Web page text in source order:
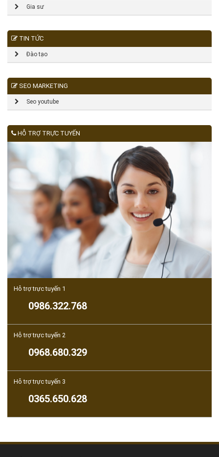
Gia sư
TIN TỨC
Đào tạo
SEO MARKETING
Seo youtube
HỖ TRỢ TRỰC TUYẾN
Hỗ trợ trực tuyến 1
0986.322.768
Hỗ trợ trực tuyến 2
0968.680.329
Hỗ trợ trực tuyến 3
0365.650.628